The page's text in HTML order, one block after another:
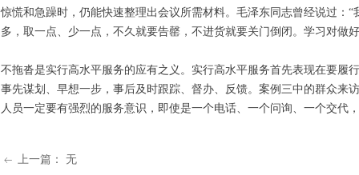
惊慌和急躁时，仍能快速整理出会议所需材料。毛泽东同志曾经说过：
多，取一点、少一点，不久就要告罄，不进货就要关门倒闭。学习对
不拖沓是实行高水平服务的应有之义。实行高水平服务首先表现在要履
事先谋划、早想一步，事后及时跟踪、督办、反馈。案例三中的群众来
人员一定要有强烈的服务意识，即使是一个电话、一个问询、一个交
ꂃ 上一篇： 无